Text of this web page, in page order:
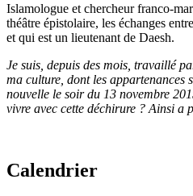
Islamologue et chercheur franco-
théâtre épistolaire, les échanges
et qui est un lieutenant de Daesh.
Je suis, depuis des mois, travaillé
ma culture, dont les appartenances
nouvelle le soir du 13 novembre
vivre avec cette déchirure ? Ainsi a
Calendrier